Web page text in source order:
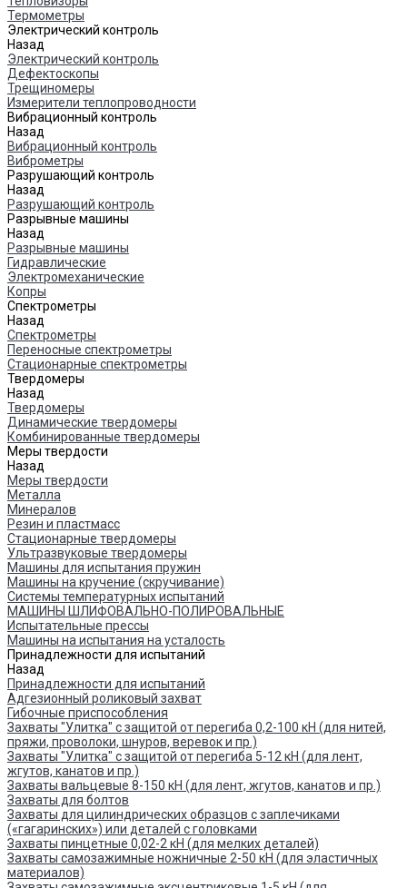
Термометры
Электрический контроль
Назад
Электрический контроль
Дефектоскопы
Трещиномеры
Измерители теплопроводности
Вибрационный контроль
Назад
Вибрационный контроль
Виброметры
Разрушающий контроль
Назад
Разрушающий контроль
Разрывные машины
Назад
Разрывные машины
Гидравлические
Электромеханические
Копры
Спектрометры
Назад
Спектрометры
Переносные спектрометры
Стационарные спектрометры
Твердомеры
Назад
Твердомеры
Динамические твердомеры
Комбинированные твердомеры
Меры твердости
Назад
Меры твердости
Металла
Минералов
Резин и пластмасс
Стационарные твердомеры
Ультразвуковые твердомеры
Машины для испытания пружин
Машины на кручение (скручивание)
Системы температурных испытаний
МАШИНЫ ШЛИФОВАЛЬНО-ПОЛИРОВАЛЬНЫЕ
Испытательные прессы
Машины на испытания на усталость
Принадлежности для испытаний
Назад
Принадлежности для испытаний
Адгезионный роликовый захват
Гибочные приспособления
Захваты "Улитка" с защитой от перегиба 0,2-100 кН (для нитей,
пряжи, проволоки, шнуров, веревок и пр.)
Захваты "Улитка" с защитой от перегиба 5-12 кН (для лент,
жгутов, канатов и пр.)
Захваты вальцевые 8-150 кН (для лент, жгутов, канатов и пр.)
Захваты для болтов
Захваты для цилиндрических образцов с заплечиками
(«гагаринских») или деталей с головками
Захваты пинцетные 0,02-2 кН (для мелких деталей)
Захваты самозажимные ножничные 2-50 кН (для эластичных
материалов)